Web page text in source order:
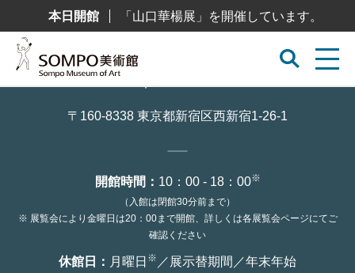
テ
本日開館 「山口華楊展」を開催しています。
〒160-8338 東京都新宿区西新宿1-26-1
開館時間： 10：00 - 18：00※
（入館は閉館30分前まで）
※ 展覧会により金曜日は20：00まで開館、詳しくは各展覧会ページにてご
確認ください
休館日： 月曜日 ※ ／展示替期間／年末年始